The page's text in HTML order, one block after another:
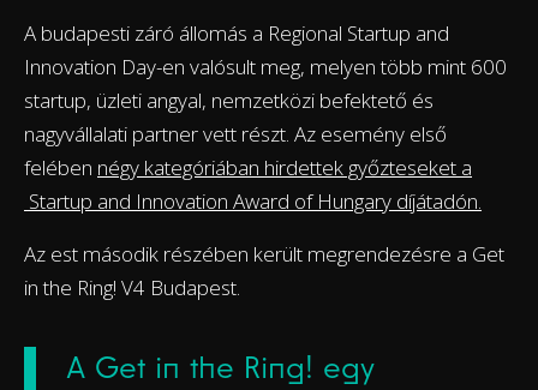
A budapesti záró állomás a Regional Startup and
Innovation Day-en valósult meg, melyen több mint 600
startup, üzleti angyal, nemzetközi befektető és
nagyvállalati partner vett részt. Az esemény első
felében négy kategóriában hirdettek győzteseket a
Startup and Innovation Award of Hungary díjátadón.
Az est második részében került megrendezésre a Get
in the Ring! V4 Budapest.
A Get in the Ring! egy